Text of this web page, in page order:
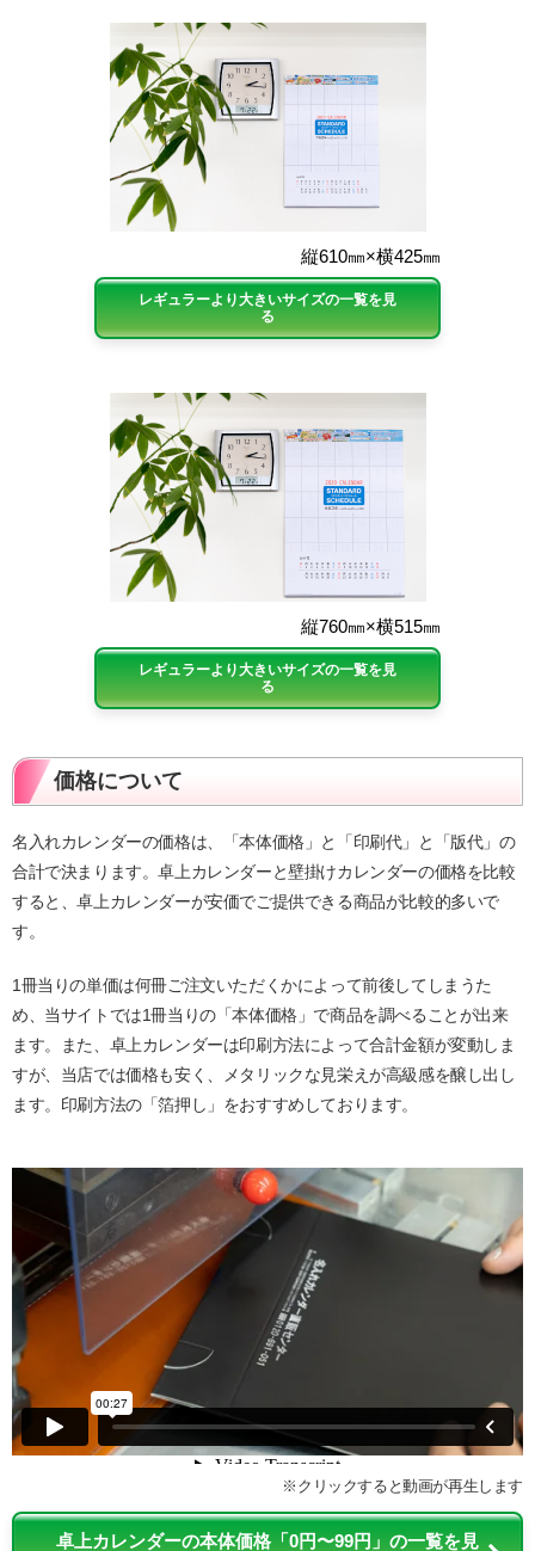
縦610㎜×横425㎜
レギュラーより大きいサイズの一覧を見
る
縦760㎜×横515㎜
レギュラーより大きいサイズの一覧を見
る
価格について
名入れカレンダーの価格は、「本体価格」と「印刷代」と「版代」の
合計で決まります。卓上カレンダーと壁掛けカレンダーの価格を比較
すると、卓上カレンダーが安価でご提供できる商品が比較的多いで
す。
1冊当りの単価は何冊ご注文いただくかによって前後してしまうた
め、当サイトでは1冊当りの「本体価格」で商品を調べることが出来
ます。また、卓上カレンダーは印刷方法によって合計金額が変動しま
すが、当店では価格も安く、メタリックな見栄えが高級感を醸し出し
ます。印刷方法の「箔押し」をおすすめしております。
※クリックすると動画が再生します
卓上カレンダーの本体価格「0円〜99円」の一覧を見